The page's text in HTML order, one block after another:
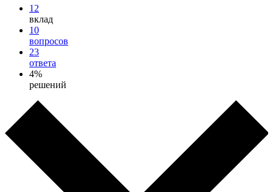
12
вклад
10
вопросов
23
ответа
4%
решений